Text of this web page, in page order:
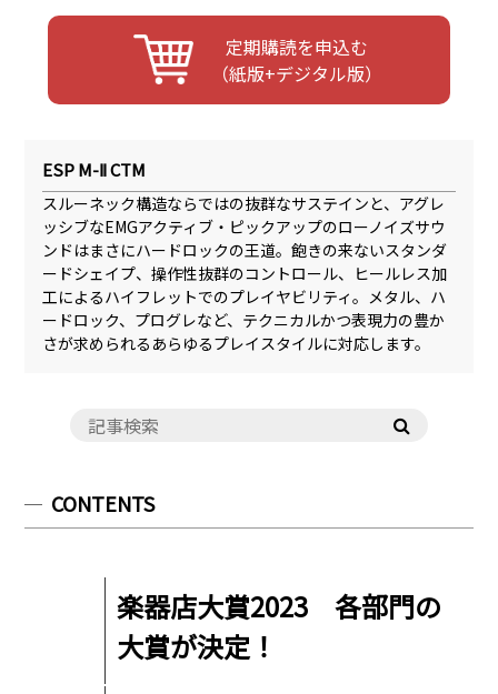
定期購読を申込む
（紙版+デジタル版）
ESP M-Ⅱ CTM
スルーネック構造ならではの抜群なサステインと、アグレ
ッシブなEMGアクティブ・ピックアップのローノイズサウ
ンドはまさにハードロックの王道。飽きの来ないスタンダ
ードシェイプ、操作性抜群のコントロール、ヒールレス加
工によるハイフレットでのプレイヤビリティ。メタル、ハ
ードロック、プログレなど、テクニカルかつ表現力の豊か
さが求められるあらゆるプレイスタイルに対応します。
CONTENTS
楽器店大賞2023 各部門の
大賞が決定！